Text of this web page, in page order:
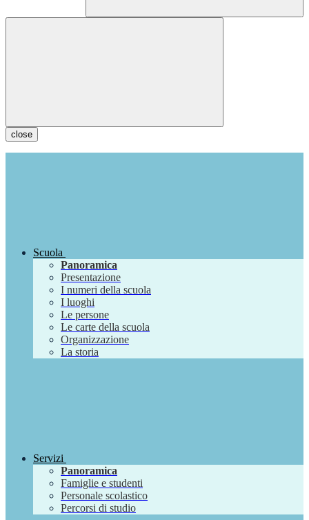
close
Scuola
Panoramica
Presentazione
I numeri della scuola
I luoghi
Le persone
Le carte della scuola
Organizzazione
La storia
Servizi
Panoramica
Famiglie e studenti
Personale scolastico
Percorsi di studio